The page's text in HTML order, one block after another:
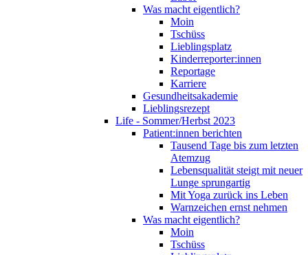
Was macht eigentlich?
Moin
Tschüss
Lieblingsplatz
Kinderreporter:innen
Reportage
Karriere
Gesundheitsakademie
Lieblingsrezept
Life - Sommer/Herbst 2023
Patient:innen berichten
Tausend Tage bis zum letzten
Atemzug
Lebensqualität steigt mit neuer
Lunge sprungartig
Mit Yoga zurück ins Leben
Warnzeichen ernst nehmen
Was macht eigentlich?
Moin
Tschüss